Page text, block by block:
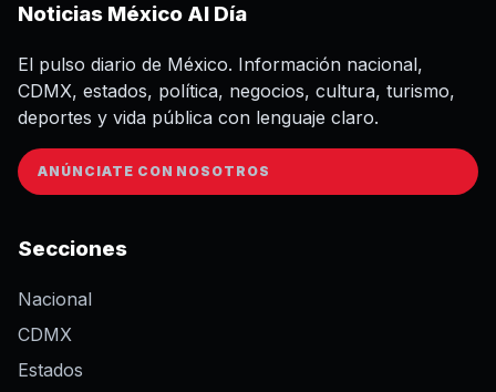
Noticias México Al Día
El pulso diario de México. Información nacional,
CDMX, estados, política, negocios, cultura, turismo,
deportes y vida pública con lenguaje claro.
ANÚNCIATE CON NOSOTROS
Secciones
Nacional
CDMX
Estados